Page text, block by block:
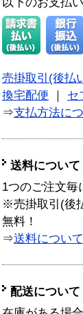
以下のお支払
売掛取引(後払
換宅配便
セ
⇒支払方法に
送料について
1つのご注文毎
※売掛取引(後
無料！
⇒送料につい
配送について